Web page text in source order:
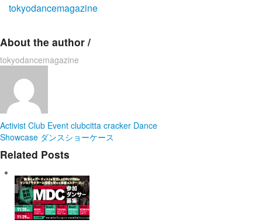
tokyodancemagazine
About the author /
tokyodancemagazine
Activist Club Event clubcitta cracker Dance
Showcase ダンスショーケース
Related Posts